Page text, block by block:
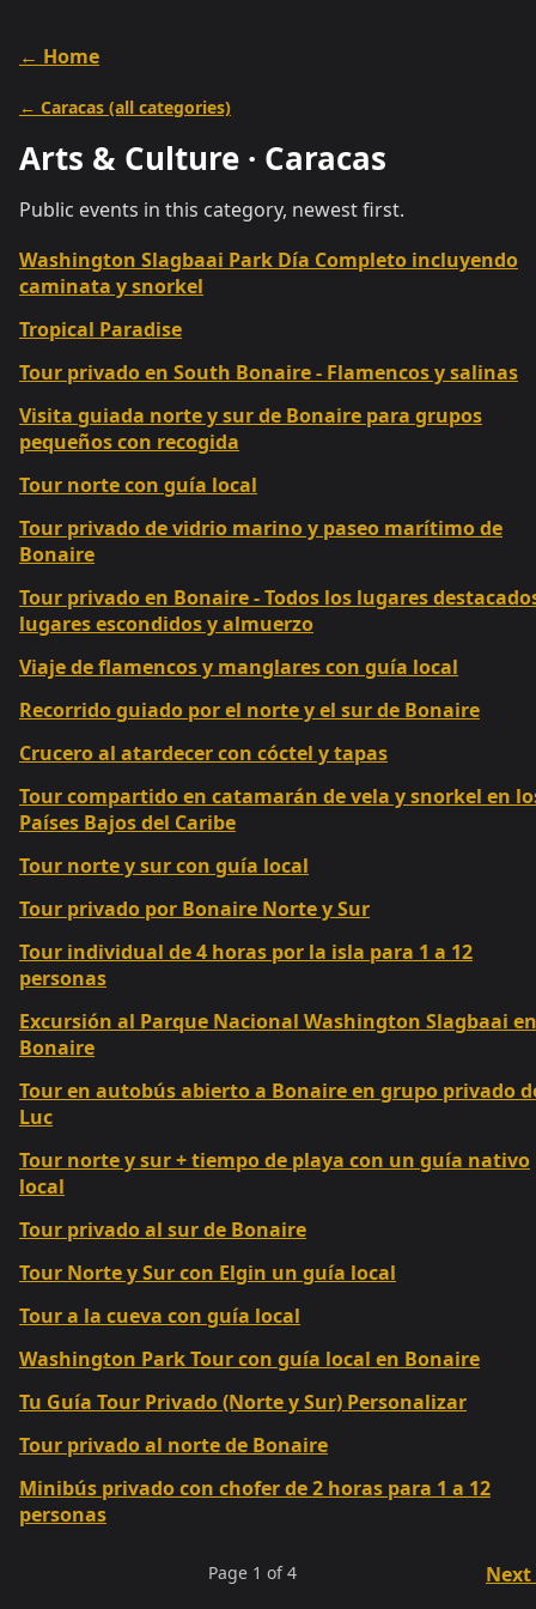
← Home
← Caracas (all categories)
Arts & Culture · Caracas
Public events in this category, newest first.
Washington Slagbaai Park Día Completo incluyendo
caminata y snorkel
Tropical Paradise
Tour privado en South Bonaire - Flamencos y salinas
Visita guiada norte y sur de Bonaire para grupos
pequeños con recogida
Tour norte con guía local
Tour privado de vidrio marino y paseo marítimo de
Bonaire
Tour privado en Bonaire - Todos los lugares
lugares escondidos y almuerzo
Viaje de flamencos y manglares con guía local
Recorrido guiado por el norte y el sur de Bonaire
Crucero al atardecer con cóctel y tapas
Tour compartido en catamarán de vela y snorkel en
Países Bajos del Caribe
Tour norte y sur con guía local
Tour privado por Bonaire Norte y Sur
Tour individual de 4 horas por la isla para 1 a 12
personas
Excursión al Parque Nacional Washington Slagbaai en
Bonaire
Tour en autobús abierto a Bonaire en grupo privado
Luc
Tour norte y sur + tiempo de playa con un guía nativo
local
Tour privado al sur de Bonaire
Tour Norte y Sur con Elgin un guía local
Tour a la cueva con guía local
Washington Park Tour con guía local en Bonaire
Tu Guía Tour Privado (Norte y Sur) Personalizar
Tour privado al norte de Bonaire
Minibús privado con chofer de 2 horas para 1 a 12
personas
Page 1 of4